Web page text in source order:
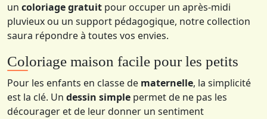
un coloriage gratuit pour occuper un après-midi
pluvieux ou un support pédagogique, notre collection
saura répondre à toutes vos envies.
Coloriage maison facile pour les petits
Pour les enfants en classe de maternelle, la simplicité
est la clé. Un dessin simple permet de ne pas les
décourager et de leur donner un sentiment